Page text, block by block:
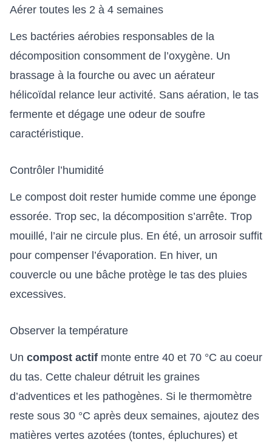
Aérer toutes les 2 à 4 semaines
Les bactéries aérobies responsables de la
décomposition consomment de l’oxygène. Un
brassage à la fourche ou avec un aérateur
hélicoïdal relance leur activité. Sans aération, le tas
fermente et dégage une odeur de soufre
caractéristique.
Contrôler l’humidité
Le compost doit rester humide comme une éponge
essorée. Trop sec, la décomposition s’arrête. Trop
mouillé, l’air ne circule plus. En été, un arrosoir suffit
pour compenser l’évaporation. En hiver, un
couvercle ou une bâche protège le tas des pluies
excessives.
Observer la température
Un compost actif monte entre 40 et 70 °C au coeur
du tas. Cette chaleur détruit les graines
d’adventices et les pathogènes. Si le thermomètre
reste sous 30 °C après deux semaines, ajoutez des
matières vertes azotées (tontes, épluchures) et